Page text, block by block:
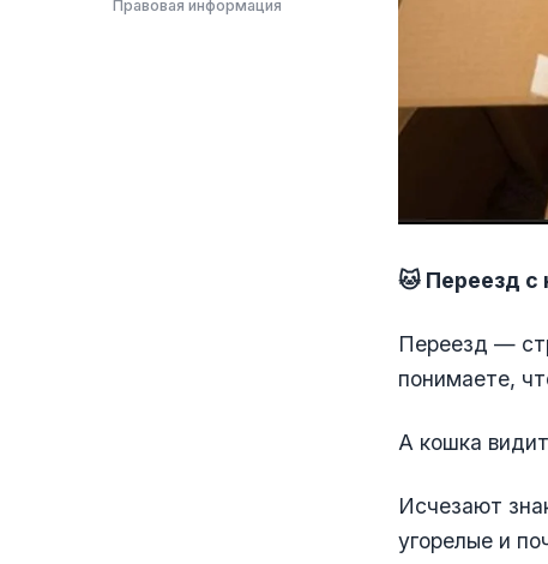
Правовая информация
🐱 Переезд с
Переезд —
понимаете,
А кошка
Исчезают
угорелые и